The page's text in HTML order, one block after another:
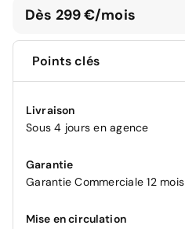
Dès 299 €/mois
Points clés
Livraison
Sous 4 jours en agence
Garantie
Garantie Commerciale 12 mois
Mise en circulation